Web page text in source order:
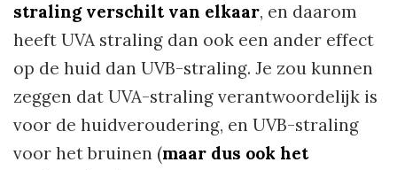
straling verschilt van elkaar, en daarom
heeft UVA straling dan ook een ander effect
op de huid dan UVB-straling. Je zou kunnen
zeggen dat UVA-straling verantwoordelijk is
voor de huidveroudering, en UVB-straling
voor het bruinen (maar dus ook het